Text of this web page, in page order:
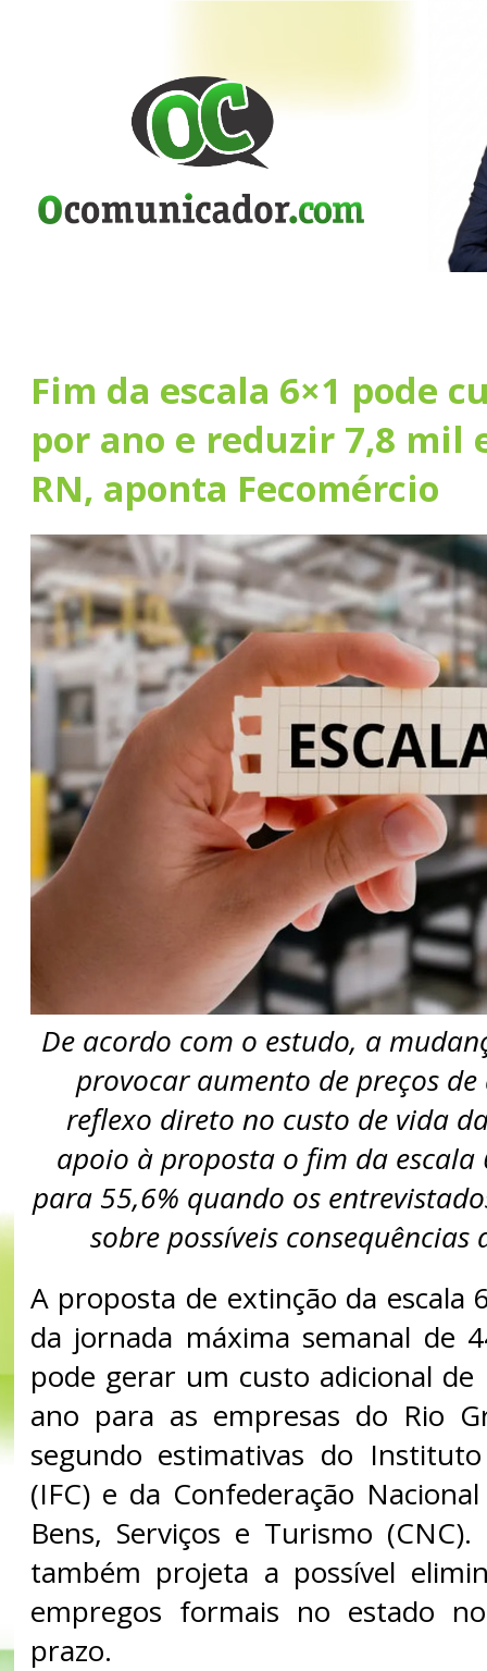
Fim da escala 6×1 pode
por ano e reduzir 7,8 mil
RN, aponta Fecomércio
De acordo com o estudo, a
provocar aumento de preços
reflexo direto no custo de vida
apoio à proposta o fim da escala
para 55,6% quando os
sobre possíveis consequências
A proposta de extinção da escala
da jornada máxima semanal de
pode gerar um custo adicional
ano para as empresas do Rio
segundo estimativas do
(IFC) e da Confederação
Bens, Serviços e Turismo
também projeta a possível
empregos formais no estado
prazo.